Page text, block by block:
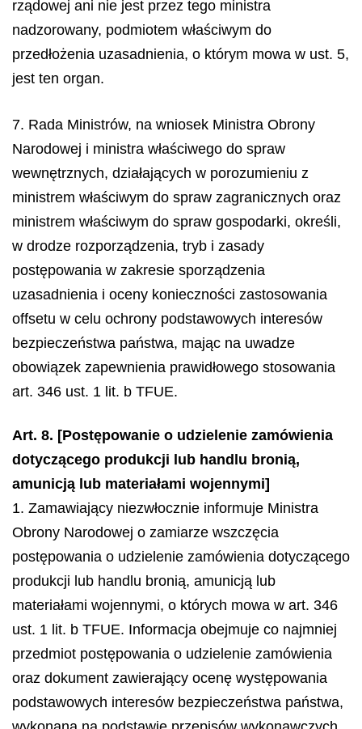
rządowej ani nie jest przez tego ministra
nadzorowany, podmiotem właściwym do
przedłożenia uzasadnienia, o którym mowa w ust. 5,
jest ten organ.
7. Rada Ministrów, na wniosek Ministra Obrony
Narodowej i ministra właściwego do spraw
wewnętrznych, działających w porozumieniu z
ministrem właściwym do spraw zagranicznych oraz
ministrem właściwym do spraw gospodarki, określi,
w drodze rozporządzenia, tryb i zasady
postępowania w zakresie sporządzenia
uzasadnienia i oceny konieczności zastosowania
offsetu w celu ochrony podstawowych interesów
bezpieczeństwa państwa, mając na uwadze
obowiązek zapewnienia prawidłowego stosowania
art. 346 ust. 1 lit. b TFUE.
Art. 8. [Postępowanie o udzielenie zamówienia
dotyczącego produkcji lub handlu bronią,
amunicją lub materiałami wojennymi]
1. Zamawiający niezwłocznie informuje Ministra
Obrony Narodowej o zamiarze wszczęcia
postępowania o udzielenie zamówienia dotyczącego
produkcji lub handlu bronią, amunicją lub
materiałami wojennymi, o których mowa w art. 346
ust. 1 lit. b TFUE. Informacja obejmuje co najmniej
przedmiot postępowania o udzielenie zamówienia
oraz dokument zawierający ocenę występowania
podstawowych interesów bezpieczeństwa państwa,